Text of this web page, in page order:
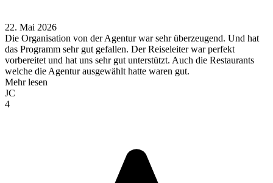
22. Mai 2026
Die Organisation von der Agentur war sehr überzeugend. Und hat
das Programm sehr gut gefallen. Der Reiseleiter war perfekt
vorbereitet und hat uns sehr gut unterstützt. Auch die Restaurants
welche die Agentur ausgewählt hatte waren gut.
Mehr lesen
JC
4